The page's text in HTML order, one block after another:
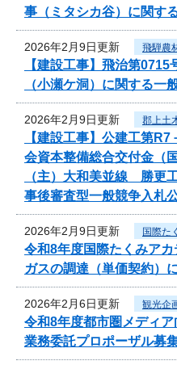
事（ミタシカ谷）に関す
2026年2月9日更新 飛騨農
【建設工事】飛治第
（小瀬ケ洞）に関する一
2026年2月9日更新 郡上土
【建設工事】公建工第
会資本整備総合交付金（
（主）大和美並線 勝更
事後審査型一般競争入札
2026年2月9日更新 国際た
令和8年度国際たくみア
ガスの調達（単価契約）
2026年2月6日更新 観光企
令和8年度都市圏メディ
業務委託プロポーザル募